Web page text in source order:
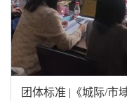
团体标准 |《城际/市